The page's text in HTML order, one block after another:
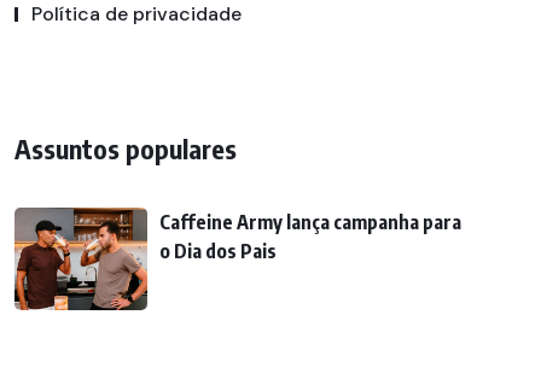
Política de privacidade
Assuntos populares
Caffeine Army lança campanha para
o Dia dos Pais